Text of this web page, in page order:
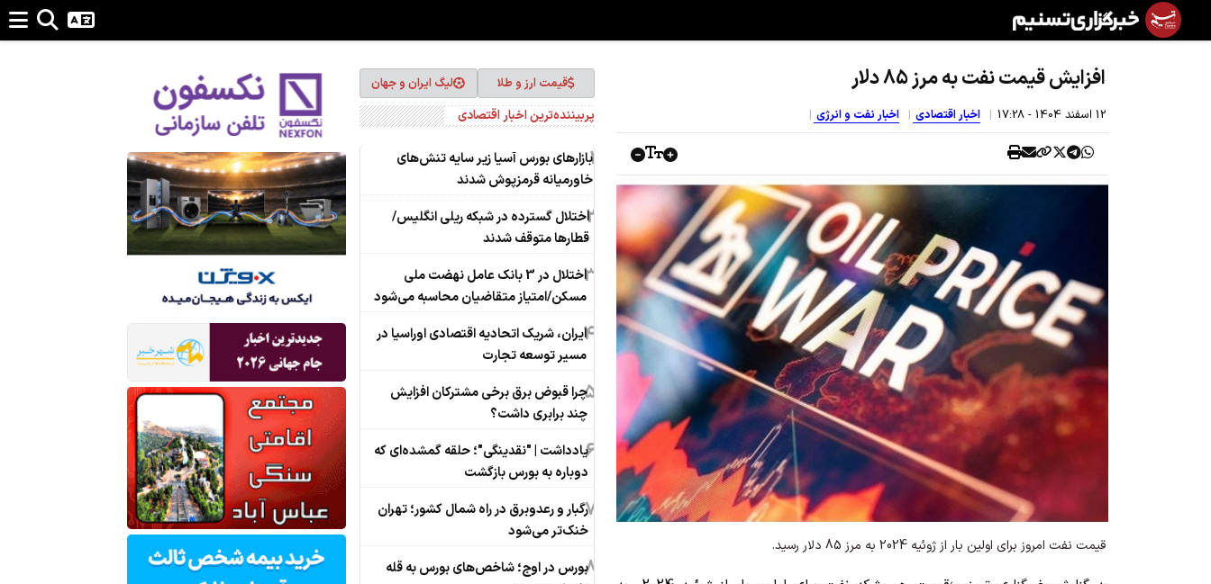
افزایش قیمت نفت به مرز 85 دلار
12 اسفند 1404 - 17:28 اخبار اقتصادی اخبار نفت و انرژی
قیمت نفت امروز برای اولین بار از ژوئیه 2024 به مرز 85 دلار رسید.
قیمت ارز و طلا لیگ ایران و جهان
پربیننده‌ترین اخبار اقتصادی
1بازارهای بورس آسیا زیر سایه تنش‌های
خاورمیانه قرمزپوش شدند
2اختلال گسترده در شبکه ریلی انگلیس/
قطارها متوقف شدند
3
اختلال در 3 بانک عامل نهضت ملی
مسکن/امتیاز متقاضیان محاسبه می‌شود
4ایران، شریک اتحادیه اقتصادی اوراسیا در
مسیر توسعه تجارت
5چرا قبوض برق برخی مشترکان افزایش
چند برابری داشت؟
6یادداشت | "نقدینگی"؛ حلقه گمشده‌ای که
دوباره به بورس بازگشت
7رگبار و رعدوبرق در راه شمال کشور؛ تهران
خنک‌تر می‌شود
8بورس در اوج؛ شاخص‌های بورس به قله